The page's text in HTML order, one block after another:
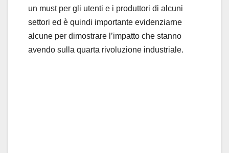
un must per gli utenti e i produttori di alcuni
settori ed è quindi importante evidenziarne
alcune per dimostrare l’impatto che stanno
avendo sulla quarta rivoluzione industriale.